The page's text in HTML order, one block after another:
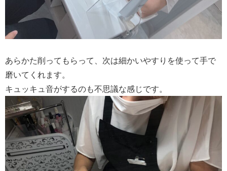
あらかた削ってもらって、次は細かいやすりを使って手で
磨いてくれます。
キュッキュ音がするのも不思議な感じです。